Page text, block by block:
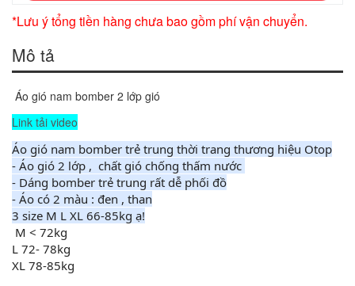
*Lưu ý tổng tiền hàng chưa bao gồm phí vận chuyển.
Mô tả
Áo gió nam bomber 2 lớp gió
Link tải video
Áo gió nam bomber trẻ trung thời trang thương hiệu Otop
- Áo gió 2 lớp ,  chất gió chống thấm nước
- Dáng bomber trẻ trung rất dễ phối đồ
- Áo có 2 màu : đen , than
3 size M L XL 66-85kg ạ!
L 72- 78kg
XL 78-85kg